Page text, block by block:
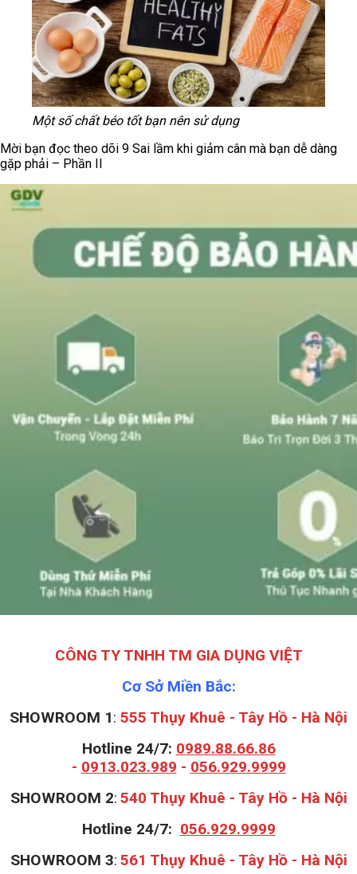
Một số chất béo tốt bạn nên sử dụng
Mời bạn đọc theo dõi 9 Sai lầm khi giảm cân mà bạn dễ dàng
gặp phải – Phần II
CÔNG TY TNHH TM GIA DỤNG VIỆT
Cơ Sở Miền Bắc:
SHOWROOM 1: 555 Thụy Khuê - Tây Hồ - Hà Nội
Hotline 24/7: 0989.88.66.86
- 0913.023.989 - 056.929.9999
SHOWROOM 2: 540 Thụy Khuê - Tây Hồ - Hà Nội
Hotline 24/7: 056.929.9999
SHOWROOM 3: 561 Thụy Khuê - Tây Hồ - Hà Nội